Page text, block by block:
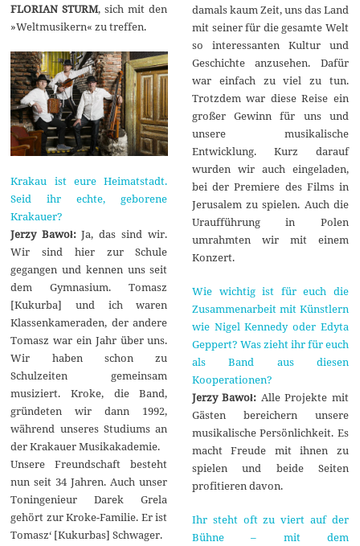
FLORIAN STURM, sich mit den
»Weltmusikern« zu treffen.
Krakau ist eure Heimatstadt.
Seid ihr echte, geborene
Krakauer?
Jerzy Bawoł:Ja, das sind wir.
Wir sind hier zur Schule
gegangen und kennen uns seit
dem Gymnasium. Tomasz
[Kukurba] und ich waren
Klassenkameraden, der andere
Tomasz war ein Jahr über uns.
Wir haben schon zu
Schulzeiten gemeinsam
musiziert. Kroke, die Band,
gründeten wir dann 1992,
während unseres Studiums an
der Krakauer Musikakademie.
Unsere Freundschaft besteht
nun seit 34 Jahren. Auch unser
Toningenieur Darek Grela
gehört zur Kroke-Familie. Er ist
Tomasz‘ [Kukurbas] Schwager.
damals kaum Zeit, uns das Land
mit seiner für die gesamte Welt
so interessanten Kultur und
Geschichte anzusehen. Dafür
war einfach zu viel zu tun.
Trotzdem war diese Reise ein
großer Gewinn für uns und
unsere musikalische
Entwicklung. Kurz darauf
wurden wir auch eingeladen,
bei der Premiere des Films in
Jerusalem zu spielen. Auch die
Uraufführung in Polen
umrahmten wir mit einem
Konzert.
Wie wichtig ist für euch die
Zusammenarbeit mit Künstlern
wie Nigel Kennedy oder Edyta
Geppert? Was zieht ihr für euch
als Band aus diesen
Kooperationen?
Jerzy Bawoł:Alle Projekte mit
Gästen bereichern unsere
musikalische Persönlichkeit. Es
macht Freude mit ihnen zu
spielen und beide Seiten
profitieren davon.
Ihr steht oft zu viert auf der
Bühne – mit dem